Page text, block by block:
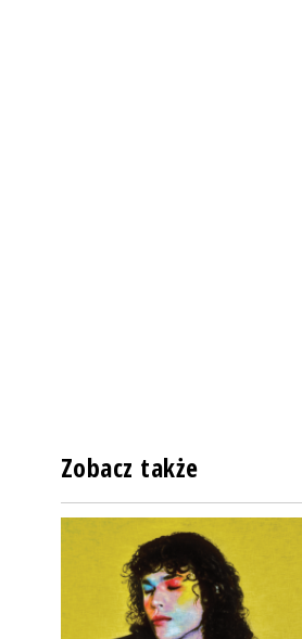
Zobacz także